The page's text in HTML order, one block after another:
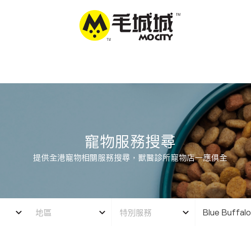
寵物服務搜尋
提供全港寵物相關服務搜尋，獸醫診所寵物店一應俱全
地區 特別服務 Blue Buffalo